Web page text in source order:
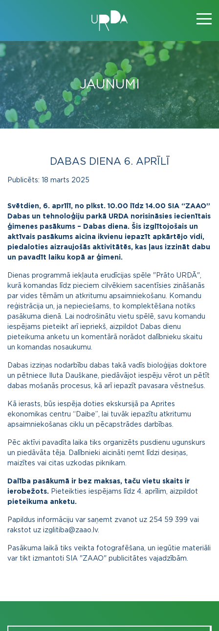
JAUNUMI
DABAS DIENA 6. APRĪLĪ
Publicēts: 18 marts 2025
Svētdien, 6. aprīlī, no plkst. 10.00 līdz 14.00 SIA “ZAAO”
Dabas un tehnoloģiju parkā URDA norisināsies iecienītais
ģimenes pasākums – Dabas diena. Šis izglītojošais un
aktīvais pasākums aicina ikvienu iepazīt apkārtējo vidi,
piedaloties aizraujošās aktivitātēs, kas ļaus izzināt dabu
un pavadīt laiku kopā ar ģimeni.
Dienas programmā iekļauta erudīcijas spēle "Prāto URDĀ",
kurā komandas līdz pieciem cilvēkiem sacentīsies zināšanās
par vides tēmām un atkritumu apsaimniekošanu. Komandu
reģistrācija un, ja nepieciešams, to komplektēšana notiks
pasākuma dienā. Lai nodrošinātu vietu spēlē, savu komandu
iespējams pieteikt arī iepriekš, aizpildot Dabas dienu
pieteikuma anketu un komentārā norādot dalībnieku skaitu
un komandas nosaukumu.
Dabas izziņas nodarbību dabas takā vadīs bioloģijas doktore
un pētniece Iluta Dauškane, piedāvājot iespēju vērot un pētīt
dabas mošanās procesus, kā arī iepazīt pavasara vēstnešus.
Kā ierasts, būs iespēja doties ekskursijā pa Aprites
ekonomikas centru “Daibe”, lai tuvāk iepazītu atkritumu
apsaimniekošanas ciklu un pēcapstrādes darbības.
Pēc aktīvi pavadīta laika tiks organizēts pusdienu ugunskurs
un piedāvāta tēja. Dalībnieki aicināti ņemt līdzi desiņas,
maizītes vai citas uzkodas piknikam.
Dalība pasākumā ir bez maksas, taču vietu skaits ir
ierobežots. Pieteikties iespējams līdz 4. aprīlim, aizpildot
pieteikuma anketu.
Papildus informāciju var saņemt zvanot uz 254 59 399 vai
rakstot uz izglitiba@zaao.lv.
Pasākuma laikā tiks veikta fotografēšana, un iegūtie materiāli
var tikt izmantoti SIA "ZAAO" publicitātes vajadzībām.